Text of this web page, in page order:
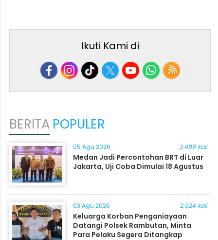
Ikuti Kami di
BERITA POPULER
05 Agu 2026 3.499 kali
Medan Jadi Percontohan BRT di Luar
Jakarta, Uji Coba Dimulai 18 Agustus
03 Agu 2026 2.924 kali
Keluarga Korban Penganiayaan
Datangi Polsek Rambutan, Minta
Para Pelaku Segera Ditangkap